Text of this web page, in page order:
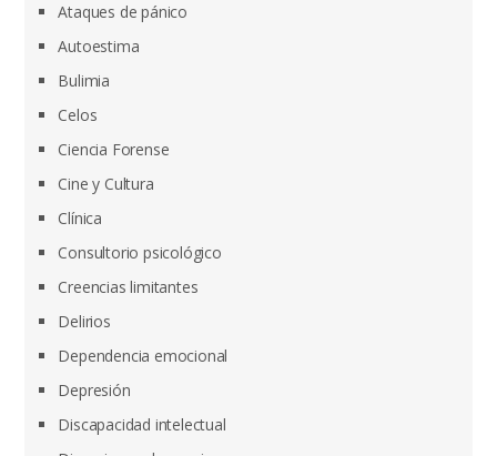
Ataques de pánico
Autoestima
Bulimia
Celos
Ciencia Forense
Cine y Cultura
Clínica
Consultorio psicológico
Creencias limitantes
Delirios
Dependencia emocional
Depresión
Discapacidad intelectual